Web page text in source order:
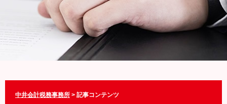
中井会計税務事務所 > 記事コンテンツ